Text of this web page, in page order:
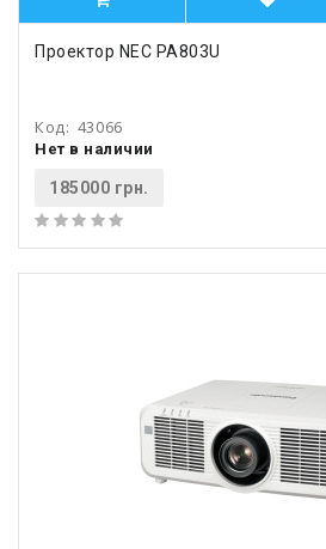
Проектор NEC PA803U
Код: 43066
Нет в наличии
185000 грн.